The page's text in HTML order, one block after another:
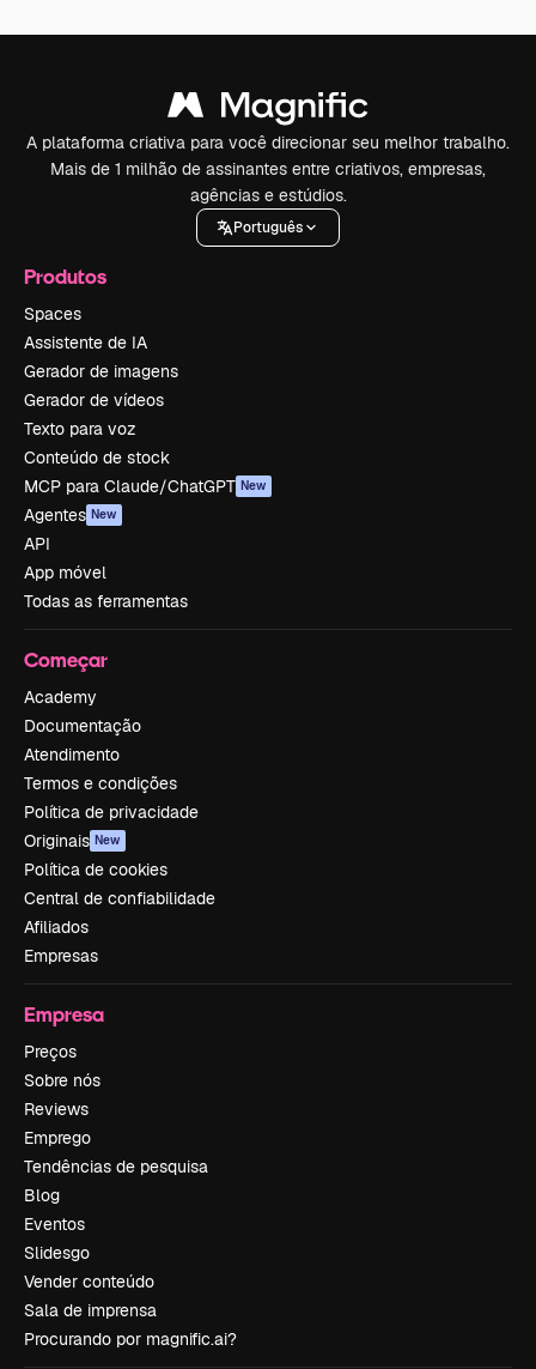
A plataforma criativa para você direcionar seu melhor trabalho.
Mais de 1 milhão de assinantes entre criativos, empresas,
agências e estúdios.
Português
Produtos
Spaces
Assistente de IA
Gerador de imagens
Gerador de vídeos
Texto para voz
Conteúdo de stock
MCP para Claude/ChatGPT New
Agentes New
API
App móvel
Todas as ferramentas
Começar
Academy
Documentação
Atendimento
Termos e condições
Política de privacidade
Originais New
Política de cookies
Central de confiabilidade
Afiliados
Empresas
Empresa
Preços
Sobre nós
Reviews
Emprego
Tendências de pesquisa
Blog
Eventos
Slidesgo
Vender conteúdo
Sala de imprensa
Procurando por magnific.ai?